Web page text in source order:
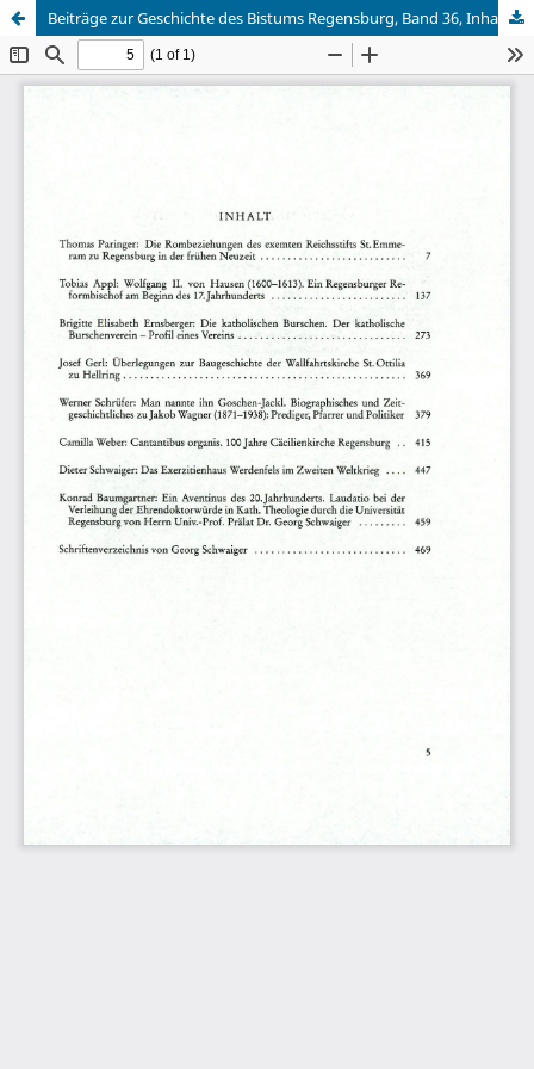
Beiträge zur Geschichte des Bistums Regensburg, Band 36, Inhaltsverzeichnis